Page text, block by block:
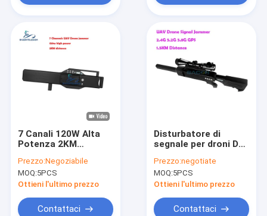
7 Canali 120W Alta
Potenza 2KM
Signal Jammer
Pistola Anti-Drone
Jammer
Prezzo:Negoziabile
MOQ:5PCS
Ottieni l'ultimo prezzo
Contattaci
Disturbatore di
segnale per droni DJI
5.2G 5.8G con
distanza di disturbo
di 1.5km e
Prezzo:negotiate
MOQ:5PCS
Ottieni l'ultimo prezzo
Contattaci